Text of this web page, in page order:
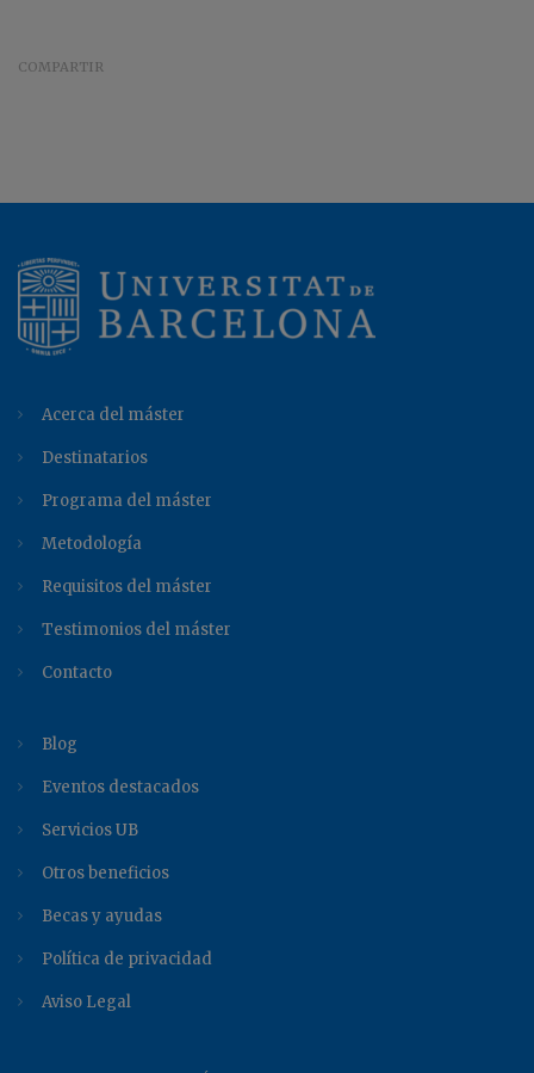
COMPARTIR
Acerca del máster
Destinatarios
Programa del máster
Metodología
Requisitos del máster
Testimonios del máster
Contacto
Blog
Eventos destacados
Servicios UB
Otros beneficios
Becas y ayudas
Política de privacidad
Aviso Legal